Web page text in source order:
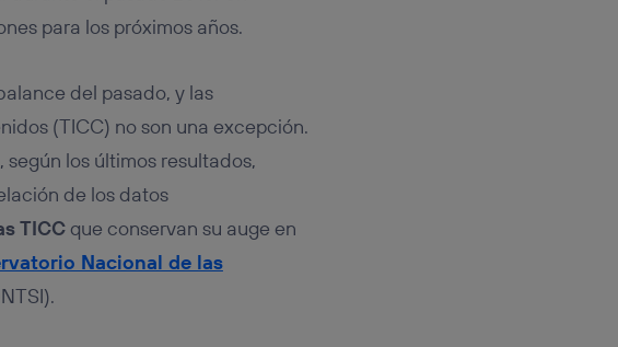
para los próximos años.
del pasado, y las
(TICC) no son una excepción.
los últimos resultados,
de los datos
TICCque conservan su auge en
Nacional de las
el mismo identificador.
miembros del hogar que
Utiq” en la parte
de Utiq (“consenthub”)
Utiq.